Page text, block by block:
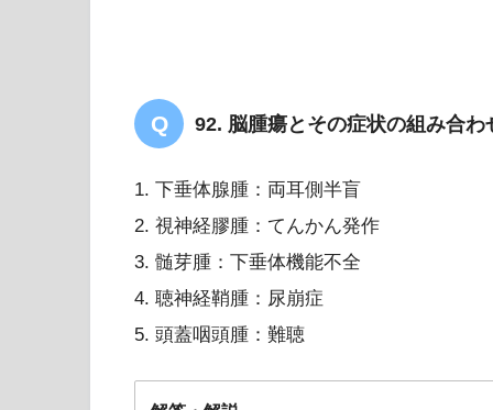
92. 脳腫瘍とその症状の組み合
1. 下垂体腺腫：両耳側半盲
2. 視神経膠腫：てんかん発作
3. 髄芽腫：下垂体機能不全
4. 聴神経鞘腫：尿崩症
5. 頭蓋咽頭腫：難聴